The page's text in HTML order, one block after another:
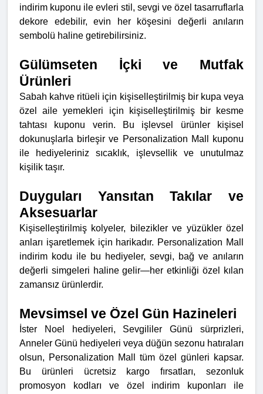
indirim kuponu ile evleri stil, sevgi ve özel tasarruflarla
dekore edebilir, evin her köşesini değerli anıların
sembolü haline getirebilirsiniz.
Gülümseten İçki ve Mutfak
Ürünleri
Sabah kahve ritüeli için kişiselleştirilmiş bir kupa veya
özel aile yemekleri için kişiselleştirilmiş bir kesme
tahtası kuponu verin. Bu işlevsel ürünler kişisel
dokunuşlarla birleşir ve Personalization Mall kuponu
ile hediyeleriniz sıcaklık, işlevsellik ve unutulmaz
kişilik taşır.
Duyguları Yansıtan Takılar ve
Aksesuarlar
Kişiselleştirilmiş kolyeler, bilezikler ve yüzükler özel
anları işaretlemek için harikadır. Personalization Mall
indirim kodu ile bu hediyeler, sevgi, bağ ve anıların
değerli simgeleri haline gelir—her etkinliği özel kılan
zamansız ürünlerdir.
Mevsimsel ve Özel Gün Hazineleri
İster Noel hediyeleri, Sevgililer Günü sürprizleri,
Anneler Günü hediyeleri veya düğün sezonu hatıraları
olsun, Personalization Mall tüm özel günleri kapsar.
Bu ürünleri ücretsiz kargo fırsatları, sezonluk
promosyon kodları ve özel indirim kuponları ile